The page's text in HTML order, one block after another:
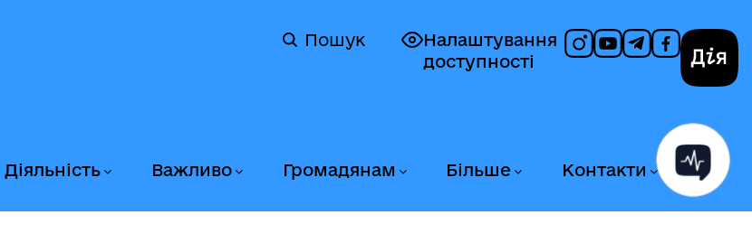
Налаштування
доступності
Пошук
Діяльність Важливо Громадянам Більше Контакти